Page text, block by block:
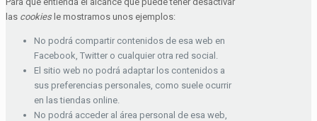
las cookiesle mostramos unos ejemplos:
No podrá compartir contenidos de esa web en
Facebook, Twitter o cualquier otra red social.
El sitio web no podrá adaptar los contenidos a
sus preferencias personales, como suele ocurrir
en las tiendas online.
No podrá acceder al área personal de esa web,